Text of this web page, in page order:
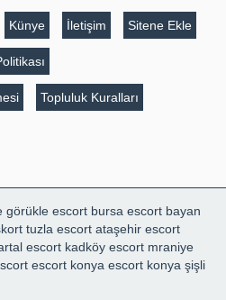
Künye İletişim Sitene Ekle
Topluluk Kuralları
görükle escort bursa escort bayan
tuzla escort ataşehir escort
escort kadköy escort mraniye
escort konya escort konya şişli